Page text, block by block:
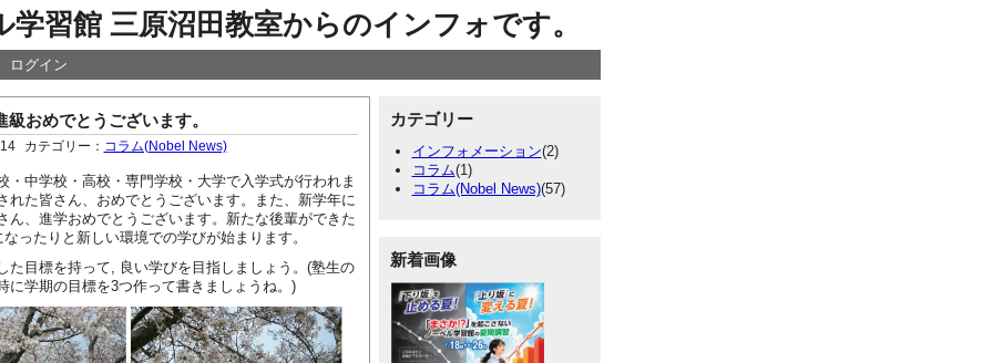
学習館 三原沼田教室からのインフォです。
ログイン
級おめでとうございます。
カテゴリー： コラム(Nobel News)
中学校・高校・専門学校・大学で入学式が行われま
れた皆さん、おめでとうございます。また、新学年に
ん、進学おめでとうございます。新たな後輩ができた
ったりと新しい環境での学びが始まります。
た目標を持って, 良い学びを目指しましょう。(塾生の
に学期の目標を3つ作って書きましょうね。)
カテゴリー
インフォメーション(2)
コラム(1)
コラム(Nobel News)(57)
新着画像